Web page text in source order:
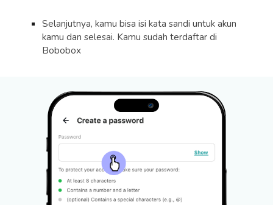
Selanjutnya, kamu bisa isi kata sandi untuk akun
kamu dan selesai. Kamu sudah terdaftar di
Bobobox